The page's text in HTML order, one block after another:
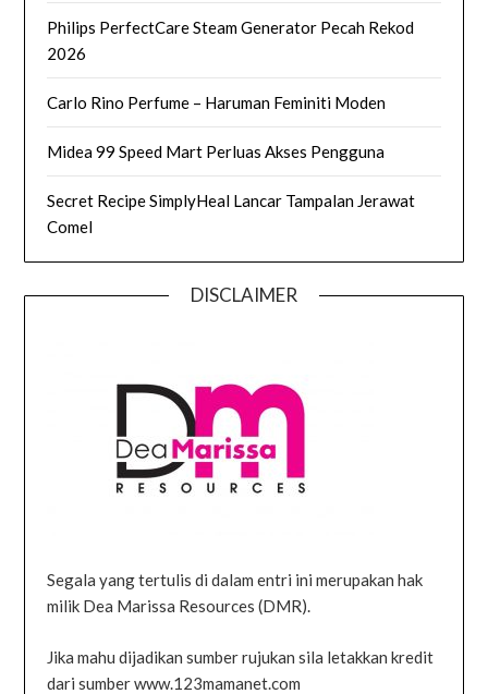
Philips PerfectCare Steam Generator Pecah Rekod
2026
Carlo Rino Perfume – Haruman Feminiti Moden
Midea 99 Speed Mart Perluas Akses Pengguna
Secret Recipe SimplyHeal Lancar Tampalan Jerawat
Comel
DISCLAIMER
Segala yang tertulis di dalam entri ini merupakan hak
milik Dea Marissa Resources (DMR).
Jika mahu dijadikan sumber rujukan sila letakkan kredit
dari sumber www.123mamanet.com